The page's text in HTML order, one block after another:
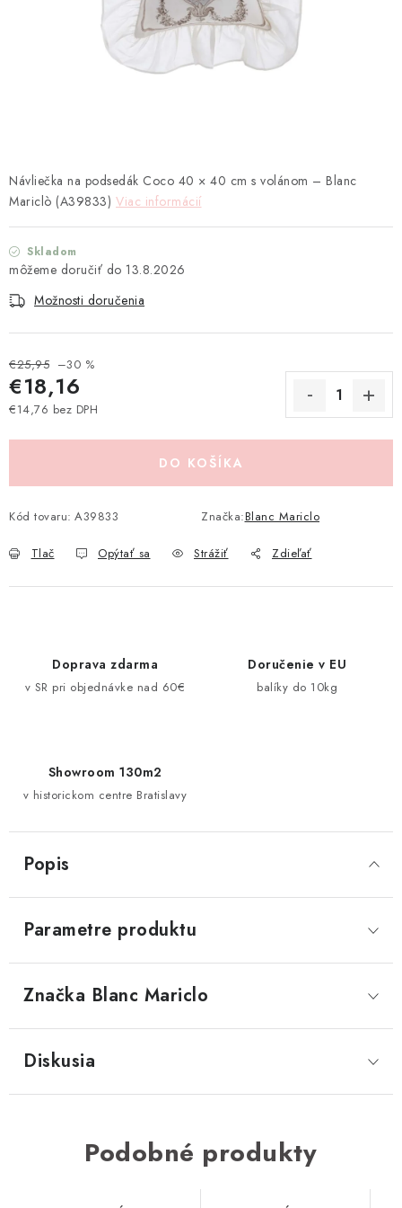
DARČEKOVÉ POUKÁŽKY
Ako nakupovať Doprava a platba
Obchodné podmienky
Podmienky ochrany osobných údajov
Návod na údržbu nábytku
Pravidlá zliav a akcií
Moja objednávka
Návliečka na podsedák Coco 40 × 40 cm s volánom – Blanc
Mariclò (A39833) Viac informácií
Skladom
13.8.2026
Možnosti doručenia
€25,95 –30 %
€18,16
€14,76 bez DPH
DO KOŠÍKA
Kód tovaru: A39833 Značka:Blanc Mariclo
Tlač Opýtať sa Strážiť Zdieľať
Doprava zdarma
v SR pri objednávke nad 60€
Doručenie v EU
balíky do 10kg
Showroom 130m2
v historickom centre Bratislavy
Popis
Parametre produktu
Značka Blanc Mariclo
Diskusia
Podobné produkty